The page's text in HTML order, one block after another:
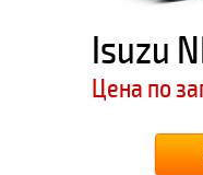
Isuzu
Цена по